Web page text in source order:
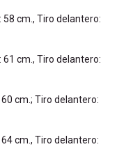
58 cm., Tiro delantero:
61 cm., Tiro delantero:
cm.; Tiro delantero:
cm., Tiro delantero: